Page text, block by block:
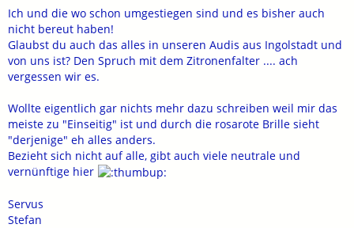
Ich und die wo schon umgestiegen sind und es bisher auch
nicht bereut haben!
Glaubst du auch das alles in unseren Audis aus Ingolstadt und
von uns ist? Den Spruch mit dem Zitronenfalter .... ach
vergessen wir es.
Wollte eigentlich gar nichts mehr dazu schreiben weil mir das
meiste zu "Einseitig" ist und durch die rosarote Brille sieht
"derjenige" eh alles anders.
Bezieht sich nicht auf alle, gibt auch viele neutrale und
vernünftige hier
Servus
Stefan